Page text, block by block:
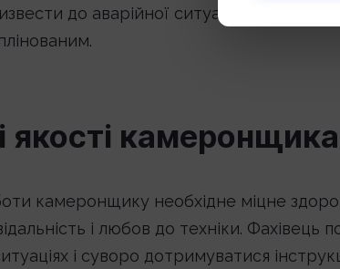
до аварійної ситуації, тому
якості камеронщика
камеронщику необхідне міцне
і любов до техніки.
і суворо дотримуватися